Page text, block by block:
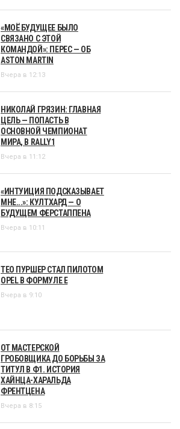
«МОЁ БУДУЩЕЕ БЫЛО
СВЯЗАНО С ЭТОЙ
КОМАНДОЙ»: ПЕРЕС — ОБ
ASTON MARTIN
Вчера в 12:13
НИКОЛАЙ ГРЯЗИН: ГЛАВНАЯ
ЦЕЛЬ — ПОПАСТЬ В
ОСНОВНОЙ ЧЕМПИОНАТ
МИРА, В RALLY1
Вчера в 11:12
«ИНТУИЦИЯ ПОДСКАЗЫВАЕТ
МНЕ...»: КУЛТХАРД — О
БУДУЩЕМ ФЕРСТАППЕНА
Вчера в 10:11
ТЕО ПУРШЕР СТАЛ ПИЛОТОМ
OPEL В ФОРМУЛЕ Е
Вчера в 9:10
ОТ МАСТЕРСКОЙ
ГРОБОВЩИКА ДО БОРЬБЫ ЗА
ТИТУЛ В Ф1. ИСТОРИЯ
ХАЙНЦА-ХАРАЛЬДА
ФРЕНТЦЕНА
Вчера в 8:15